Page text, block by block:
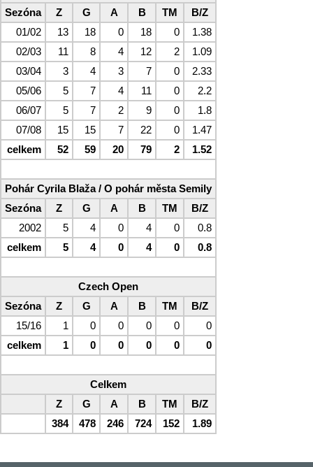
Sezóna
Z G A B TM
B/Z
01/02
13 18 0 18 0
1.38
02/03
11 8 4 12 2
1.09
03/04
3 4 3 7 0
2.33
05/06
5 7 4 11 0
2.2
06/07
5 7 2 9 0
1.8
07/08
15 15 7 22 0
1.47
celkem
52 59 20 79 2 1.52
Pohár Cyrila Blaža / O pohár města Semily
Sezóna
Z G A B TM
B/Z
2002
5 4 0 4 0
0.8
celkem
5 4 0 4 0 0.8
Czech Open
Sezóna
Z G A B TM
B/Z
15/16
1 0 0 0 0
0
celkem
1 0 0 0 0 0
Celkem
Z
G A B TM
B/Z
384
478 246 724 152 1.89